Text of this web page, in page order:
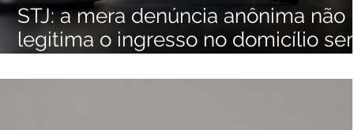
STJ: a mera denúncia anônima não
legitima o ingresso no domicílio sem